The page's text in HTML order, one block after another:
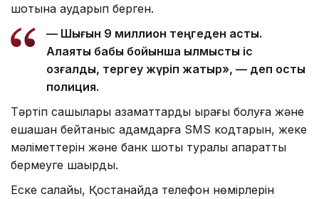
шотына аударып берген.
— Шығын 9 миллион теңгеден асты.
Алаяқтық бабы бойынша қылмыстық іс
қозғалды, тергеу жүріп жатыр», — деп қосты
полиция.
Тәртіп сақшылары азаматтарды қырағы болуға және
ешқашан бейтаныс адамдарға SMS кодтарын, жеке
мәліметтерін және банк шоты туралы ақпаратты
бермеуге шақырды.
Еске салайық, Қостанайда телефон нөмірлерін